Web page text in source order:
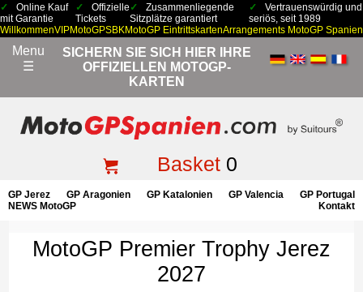
Online Kauf
mit Garantie
Offizielle
Tickets
Zusammenliegende
Sitzplätze garantiert
Vertrauenswürdig und
seriös, seit 1989
WillkommenVIPMotoGPSBKMotoGP EintrittskartenArrangements MotoGP Spanien
Menu
☰
SICHERN SIE SICH HIER IHRE
OFFIZIELLEN MOTOGP-
KARTEN
Basket0
GP Jerez GP Aragonien GP Katalonien GP Valencia
GP Portugal
NEWS MotoGP
Kontakt
MotoGP Premier Trophy Jerez
2027